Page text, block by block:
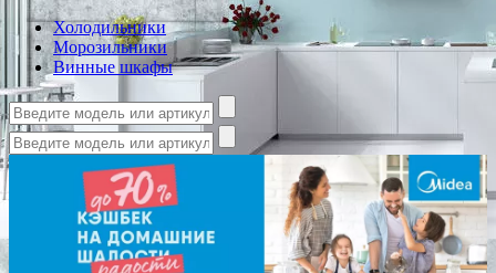
Холодильники
Морозильники
Винные шкафы